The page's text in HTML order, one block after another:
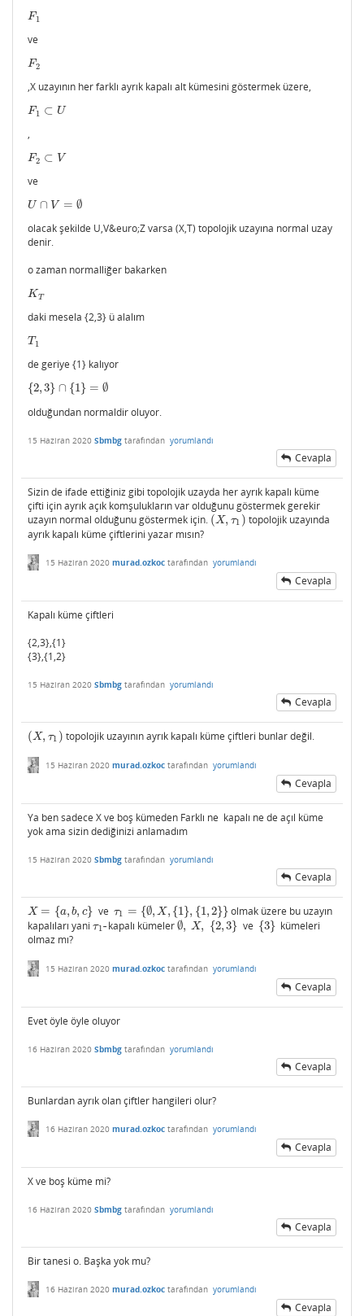
F1
F1
ve
F2
F2
,X uzayının her farklı ayrık kapalı alt kümesini göstermek üzere,
F1 ⊂ U
F1 ⊂U
,
F2 ⊂ V
F 2⊂ V
ve
U ∩ V = ∅
U∩V= ∅
olacak şekilde U,V&euro;Z varsa (X,T) topolojik uzayına normal uzay
denir.
o zaman normalliğer bakarken
K T
KT
daki mesela {2,3} ü alalım
T 1
T1
de geriye {1} kalıyor
{2, 3} ∩ {1} = ∅
{2,3 }∩ {1}= ∅
olduğundan normaldir oluyor.
15 Haziran 2020 Sbmbg tarafından yorumlandı
Cevapla
Sizin de ifade ettiğiniz gibi topolojik uzayda her ayrık kapalı küme
çifti için ayrık açık komşulukların var olduğunu göstermek gerekir
uzayın normal olduğunu göstermek için. (X, τ1 )
(X,τ1)
topolojik uzayında
ayrık kapalı küme çiftlerini yazar mısın?
15 Haziran 2020 murad.ozkoc tarafından yorumlandı
Cevapla
Kapalı küme çiftleri
{2,3},{1}
{3},{1,2}
15 Haziran 2020 Sbmbg tarafından yorumlandı
Cevapla
(X, τ1 )
(X,τ1) topolojik uzayının ayrık kapalı küme çiftleri bunlar değil.
15 Haziran 2020 murad.ozkoc tarafından yorumlandı
Cevapla
Ya ben sadece X ve boş kümeden Farklı ne kapalı ne de açıl küme
yok ama sizin dediğinizi anlamadım
15 Haziran 2020 Sbmbg tarafından yorumlandı
Cevapla
X = {a, b, c}
X= {a, b,c} ve τ1 = {∅, X, {1}, {1,2}}
τ1 ={∅,X,{1},{ 1,2}}
olmak üzere bu uzayın
kapalıları yani τ1-
τ1-kapalı kümeler∅, X, {2,3}
∅, X,{ ,3} ve {3}
{3} kümeleri
olmaz mı?
15 Haziran 2020 murad.ozkoc tarafından yorumlandı
Cevapla
Evet öyle öyle oluyor
16 Haziran 2020 Sbmbg tarafından yorumlandı
Cevapla
Bunlardan ayrık olan çiftler hangileri olur?
16 Haziran 2020 murad.ozkoc tarafından yorumlandı
Cevapla
X ve boş küme mi?
16 Haziran 2020 Sbmbg tarafından yorumlandı
Cevapla
Bir tanesi o. Başka yok mu?
16 Haziran 2020 murad.ozkoc tarafından yorumlandı
Cevapla